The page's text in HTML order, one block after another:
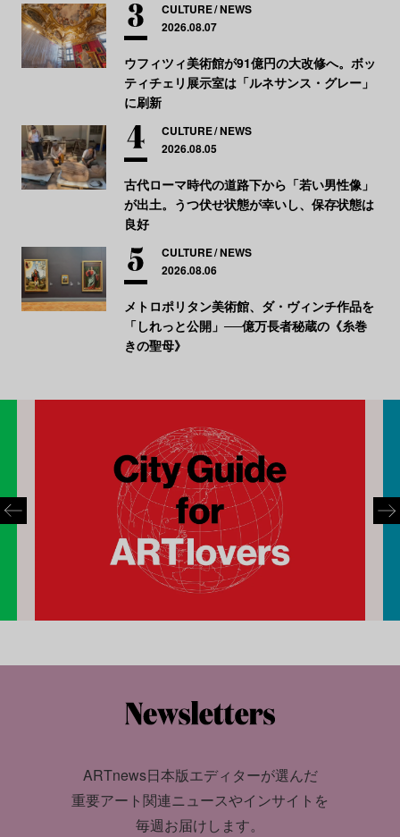
CULTURE NEWS
2026.08.07
ウフィツィ美術館が91億円の大改修へ。ボッ
ティチェリ展示室は「ルネサンス・グレー」
に刷新
CULTURE NEWS
2026.08.05
古代ローマ時代の道路下から「若い男性像」
が出土。うつ伏せ状態が幸いし、保存状態は
良好
CULTURE NEWS
2026.08.06
メトロポリタン美術館、ダ・ヴィンチ作品を
「しれっと公開」──億万長者秘蔵の《糸巻
きの聖母》
ARTnews日本版エディターが選んだ
重要アート関連ニュースやインサイトを
毎週お届けします。